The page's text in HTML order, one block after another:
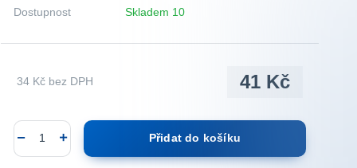
Dostupnost Skladem 10
41 Kč
34 Kč bez DPH
Přidat do košíku